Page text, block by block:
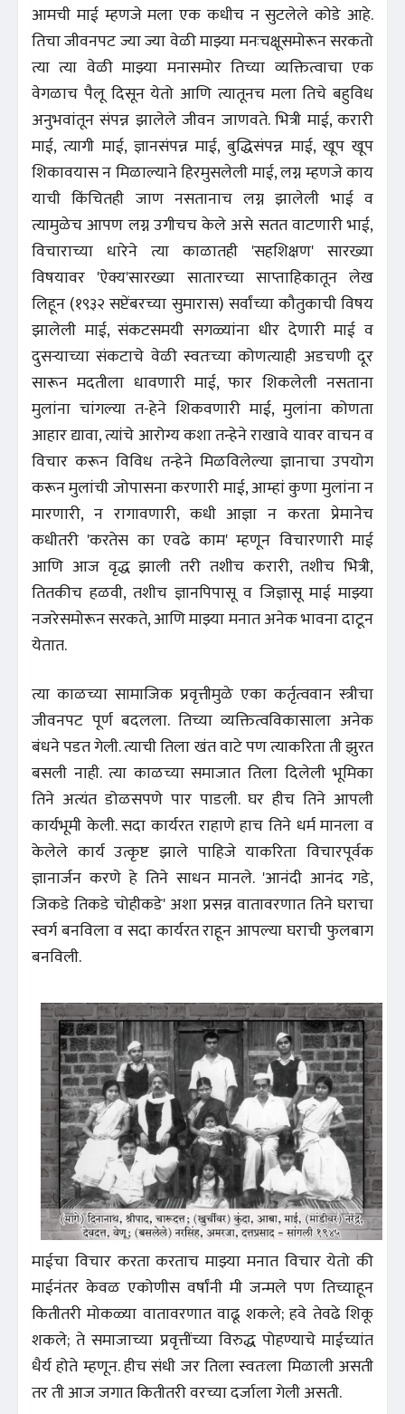
आमची माई म्हणजे मला एक कधीच न सुटलेले कोडे आहे.
तिचा जीवनपट ज्या ज्या वेळी माझ्या मनःचक्षूसमोरून सरकतो
त्या त्या वेळी माझ्या मनासमोर तिच्या व्यक्तित्वाचा एक
वेगळाच पैलू दिसून येतो आणि त्यातूनच मला तिचे बहुविध
अनुभवांतून संपन्न झालेले जीवन जाणवते. भित्री माई, करारी
माई, त्यागी माई, ज्ञानसंपन्न माई, बुद्धिसंपन्न माई, खूप खूप
शिकावयास न मिळाल्याने हिरमुसलेली माई, लग्न म्हणजे काय
याची किंचितही जाण नसतानाच लग्न झालेली भाई व
त्यामुळेच आपण लग्न उगीचच केले असे सतत वाटणारी भाई,
विचाराच्या धारेने त्या काळातही 'सहशिक्षण' सारख्या
विषयावर 'ऐक्य'सारख्या सातारच्या साप्ताहिकातून लेख
लिहून (१९३२ सप्टेंबरच्या सुमारास) सर्वांच्या कौतुकाची विषय
झालेली माई, संकटसमयी सगळ्यांना धीर देणारी माई व
दुसऱ्याच्या संकटाचे वेळी स्वतःच्या कोणत्याही अडचणी दूर
सारून मदतीला धावणारी माई, फार शिकलेली नसताना
मुलांना चांगल्या त-हेने शिकवणारी माई, मुलांना कोणता
आहार द्यावा, त्यांचे आरोग्य कशा तन्हेने राखावे यावर वाचन व
विचार करून विविध तन्हेने मिळविलेल्या ज्ञानाचा उपयोग
करून मुलांची जोपासना करणारी माई, आम्हां कुणा मुलांना न
मारणारी, न रागावणारी, कधी आज्ञा न करता प्रेमानेच
कधीतरी 'करतेस का एवढे काम' म्हणून विचारणारी माई
आणि आज वृद्ध झाली तरी तशीच करारी, तशीच भित्री,
तितकीच हळवी, तशीच ज्ञानपिपासू व जिज्ञासू माई माझ्या
नजरेसमोरून सरकते, आणि माझ्या मनात अनेक भावना दाटून
येतात.
त्या काळच्या सामाजिक प्रवृत्तीमुळे एका कर्तृत्ववान स्त्रीचा
जीवनपट पूर्ण बदलला. तिच्या व्यक्तित्वविकासाला अनेक
बंधने पडत गेली. त्याची तिला खंत वाटे पण त्याकरिता ती झुरत
बसली नाही. त्या काळच्या समाजात तिला दिलेली भूमिका
तिने अत्यंत डोळसपणे पार पाडली. घर हीच तिने आपली
कार्यभूमी केली. सदा कार्यरत राहाणे हाच तिने धर्म मानला व
केलेले कार्य उत्कृष्ट झाले पाहिजे याकरिता विचारपूर्वक
ज्ञानार्जन करणे हे तिने साधन मानले. 'आनंदी आनंद गडे,
जिकडे तिकडे चोहीकडे' अशा प्रसन्न वातावरणात तिने घराचा
स्वर्ग बनविला व सदा कार्यरत राहून आपल्या घराची फुलबाग
बनविली.
माईचा विचार करता करताच माझ्या मनात विचार येतो की
माईनंतर केवळ एकोणीस वर्षांनी मी जन्मले पण तिच्याहून
कितीतरी मोकळ्या वातावरणात वाढू शकले; हवे तेवढे शिकू
शकले; ते समाजाच्या प्रवृत्तींच्या विरुद्ध पोहण्याचे माईच्यांत
धैर्य होते म्हणून. हीच संधी जर तिला स्वतःला मिळाली असती
तर ती आज जगात कितीतरी वरच्या दर्जाला गेली असती.